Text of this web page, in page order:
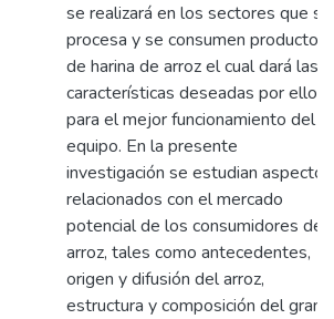
se realizará en los sectores que se
procesa y se consumen productos
de harina de arroz el cual dará las
características deseadas por ellos
para el mejor funcionamiento del
equipo. En la presente
investigación se estudian aspectos
relacionados con el mercado
potencial de los consumidores de
arroz, tales como antecedentes,
origen y difusión del arroz,
estructura y composición del grano